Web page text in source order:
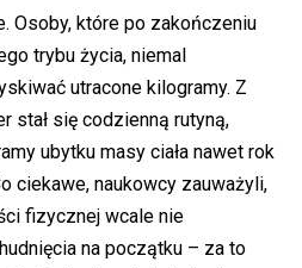
Osoby, które po zakończeniu
trybu życia, niemal
utracone kilogramy. Z
stał się codzienną rutyną,
ubytku masy ciała nawet rok
ciekawe, naukowcy zauważyli,
fizycznej wcale nie
na początku – za to